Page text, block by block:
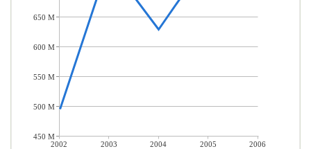
2002 2003 2004 2005
2006
650 M
600 M
550 M
500 M
450 M